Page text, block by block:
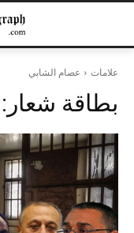
علامات عصام الشابي
بطاقة شعار: